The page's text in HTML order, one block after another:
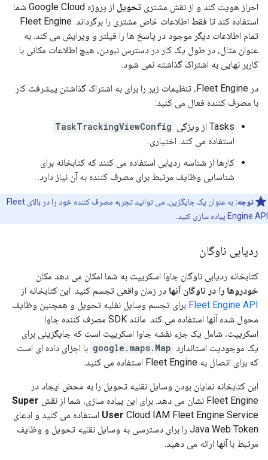
احراز هویت کند و از نقش مشتری تحویل
از پروژه Google Cloud شما
استفاده کند تا فقط اطلاعات خاص مشتری را برگرداند. Fleet Engine
تمام اطلاعات دیگر موجود در پاسخ ها را فیلتر و ویرایش می کند. به
عنوان مثال، در طول یک کار در دسترس نبودن، هیچ اطلاعات مکانی با
کاربر نهایی به اشتراک گذاشته نمی شود.
در Fleet Engine، تنظیمات زیر را برای به اشتراک گذاشتن پیشرفت کار
با مصرف کننده فعال می کنید:
Tasks از ویژگی
TaskTrackingViewConfig
استفاده می کند. اختیاری.
کارها از شناسه ردیابی استفاده می کنند که کتابخانه برای
شناسایی وظایف مرتبط برای مصرف کننده به آن نیاز دارد.
توجه:
به عنوان یک جایگزین، می توانید تجربه مصرف کننده خود را در بالای Fleet
Engine API پیاده سازی کنید.
ردیابی ناوگان
کتابخانه ردیابی ناوگان جاوا اسکریپت به شما امکان می دهد مکان
خودروها را در ناوگان آنها در زمان واقعی تجسم کنید. این کتابخانه از
Fleet Engine API برای تجسم وسایل نقلیه تحویل و همچنین وظایف
محول شده آنها استفاده می کند. مانند SDK مصرف کننده جاوا
اسکریپت، شامل یک جزء نقشه جاوا اسکریپت است که جایگزینی برای
یک موجودیت استاندارد google.maps.Map با اجزای داده ای است
که برای اتصال به Fleet Engine استفاده می کنید.
این کتابخانه نمایان بودن وسایل نقلیه تحویل را به محض ایجاد در
Fleet Engine نشان می دهد. برای این پیاده سازی، شما از نقش
Super
User Cloud IAM Fleet Engine Service استفاده می کنید و ادعای
Java Web Token را برای دسترسی به وسایل نقلیه تحویل و وظایف
مرتبط با آنها ارائه می دهید.